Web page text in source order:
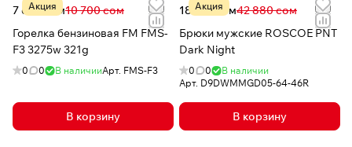
Акция
7 650 сом10 700 сом
Горелка бензиновая FM FMS-
F3 3275w 321g
0 0 В наличииАрт. FMS-F3
В корзину
Акция
18 519 сом42 880 сом
Брюки мужские ROSCOE PNT
Dark Night
0 0
В наличии
Арт. D9DWMMGD05-64-46R
В корзину